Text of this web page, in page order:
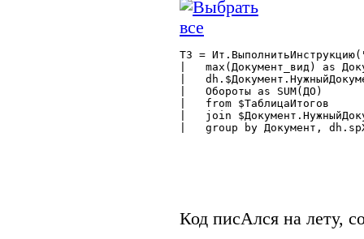
ТЗ =
|   max(Документ_вид) as
|
|   Обороты as SUM(ДО)
|   from $ТаблицаИтогов
|   join
|   group by Документ,
Код писАлся на лету,